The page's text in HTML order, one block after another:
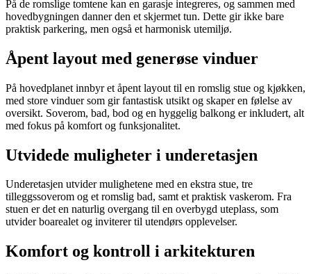
På de romslige tomtene kan en garasje integreres, og sammen med
hovedbygningen danner den et skjermet tun. Dette gir ikke bare
praktisk parkering, men også et harmonisk utemiljø.
Åpent layout med generøse vinduer
På hovedplanet innbyr et åpent layout til en romslig stue og kjøkken,
med store vinduer som gir fantastisk utsikt og skaper en følelse av
oversikt. Soverom, bad, bod og en hyggelig balkong er inkludert, alt
med fokus på komfort og funksjonalitet.
Utvidede muligheter i underetasjen
Underetasjen utvider mulighetene med en ekstra stue, tre
tilleggssoverom og et romslig bad, samt et praktisk vaskerom. Fra
stuen er det en naturlig overgang til en overbygd uteplass, som
utvider boarealet og inviterer til utendørs opplevelser.
Komfort og kontroll i arkitekturen